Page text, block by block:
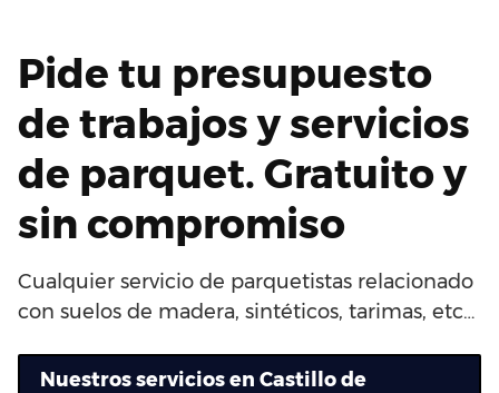
Pide tu presupuesto
de trabajos y servicios
de parquet. Gratuito y
sin compromiso
Cualquier servicio de parquetistas relacionado
con suelos de madera, sintéticos, tarimas, etc…
Nuestros servicios en Castillo de